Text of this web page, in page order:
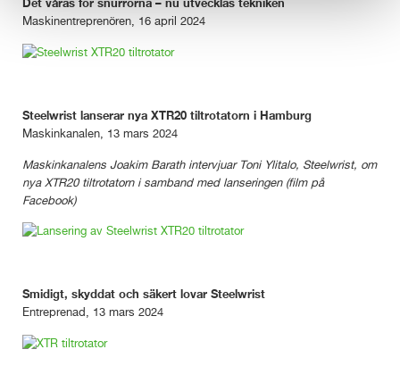
Maskinentreprenören, 16 april 2024
Steelwrist lanserar nya XTR20 tiltrotatorn i Hamburg
Maskinkanalen, 13 mars 2024
Maskinkanalens Joakim Barath intervjuar Toni Ylitalo, Steelwrist, om
nya XTR20 tiltrotatorn i samband med lanseringen (film på
Facebook)
Smidigt, skyddat och säkert lovar Steelwrist
Entreprenad, 13 mars 2024